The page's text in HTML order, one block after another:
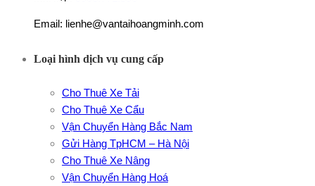
Email: lienhe@vantaihoangminh.com
Loại hình dịch vụ cung cấp
Cho Thuê Xe Tải
Cho Thuê Xe Cẩu
Vận Chuyển Hàng Bắc Nam
Gửi Hàng TpHCM – Hà Nội
Cho Thuê Xe Nâng
Vận Chuyển Hàng Hoá